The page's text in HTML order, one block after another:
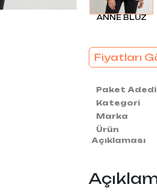
ANNE BLUZ
Fiyatları
Paket Adedi
Kategori
Marka
Ürün
Açıklaması